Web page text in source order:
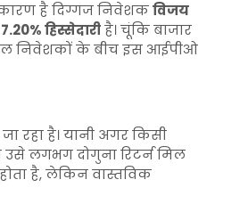
है दिग्गज निवेशकविजय
7.20% हिस्सेदारीहै। चूंकि बाजार
निवेशकों के बीच इस आईपीओ
रहा है। यानी अगर किसी
लगभग दोगुना रिटर्न मिल
है, लेकिन वास्तविक